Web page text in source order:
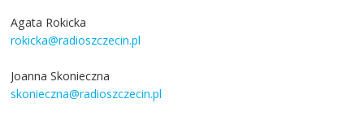
Agata Rokicka
rokicka@radioszczecin.pl
Joanna Skonieczna
skonieczna@radioszczecin.pl